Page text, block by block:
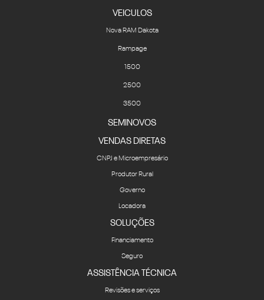
VEICULOS
Nova RAM Dakota
Rampage
1500
2500
3500
SEMINOVOS
VENDAS DIRETAS
CNPJ e Microempresário
Produtor Rural
Governo
Locadora
SOLUÇÕES
Financiamento
Seguro
ASSISTÊNCIA TÉCNICA
Revisões e serviços